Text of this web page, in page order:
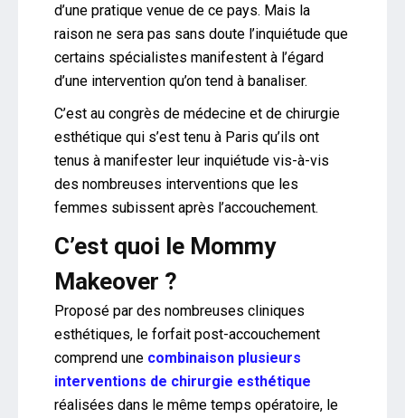
d’une pratique venue de ce pays. Mais la
raison ne sera pas sans doute l’inquiétude que
certains spécialistes manifestent à l’égard
d’une intervention qu’on tend à banaliser.
C’est au congrès de médecine et de chirurgie
esthétique qui s’est tenu à Paris qu’ils ont
tenus à manifester leur inquiétude vis-à-vis
des nombreuses interventions que les
femmes subissent après l’accouchement.
C’est quoi le Mommy
Makeover ?
Proposé par des nombreuses cliniques
esthétiques, le forfait post-accouchement
comprend une combinaison plusieurs
interventions de chirurgie esthétique
réalisées dans le même temps opératoire, le